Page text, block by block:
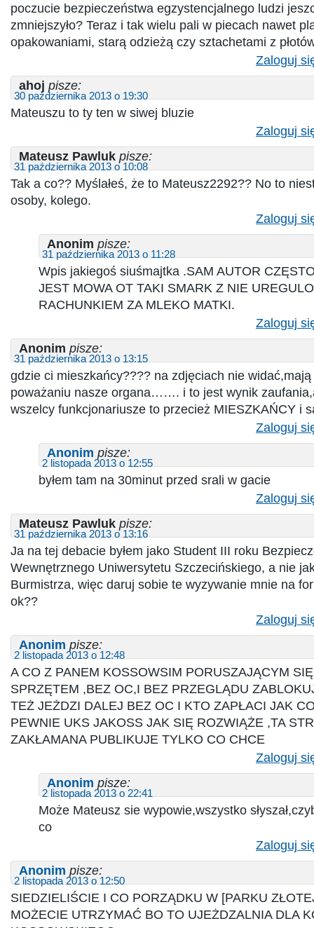
poczucie bezpieczeństwa egzystencjalnego ludzi
zmniejszyło? Teraz i tak wielu pali w piecach nawet
opakowaniami, starą odzieżą czy sztachetami z
Zaloguj
ahoj pisze:
30 października 2013 o 19:30
Mateuszu to ty ten w siwej bluzie
Zaloguj
Mateusz Pawluk pisze:
31 października 2013 o 10:08
Tak a co?? Myślałeś, że to Mateusz2292?? No to
osoby, kolego.
Zaloguj
Anonim pisze:
31 października 2013 o 11:28
Wpis jakiegoś siuśmajtka .SAM AUTOR
JEST MOWA OT TAKI SMARK Z NIE
RACHUNKIEM ZA MLEKO MATKI.
Zaloguj
Anonim pisze:
31 października 2013 o 13:15
gdzie ci mieszkańcy???? na zdjęciach nie widać,mają
poważaniu nasze organa……. i to jest wynik
wszelcy funkcjonariusze to przecież MIESZKAŃCY i
Zaloguj
Anonim pisze:
2 listopada 2013 o 12:55
byłem tam na 30minut przed srali w gacie
Zaloguj
Mateusz Pawluk pisze:
31 października 2013 o 13:16
Ja na tej debacie byłem jako Student III roku
Wewnętrznego Uniwersytetu Szczecińskiego, a nie
Burmistrza, więc daruj sobie te wyzywanie mnie na
ok??
Zaloguj
Anonim pisze:
2 listopada 2013 o 12:48
A CO Z PANEM KOSSOWSIM PORUSZAJĄCYM
SPRZĘTEM ,BEZ OC,I BEZ PRZEGLĄDU
TEŻ JEŻDZI DALEJ BEZ OC I KTO ZAPŁACI JAK
PEWNIE UKS JAKOSS JAK SIĘ ROZWIĄŻE ,TA
ZAKŁAMANA PUBLIKUJE TYLKO CO CHCE
Zaloguj
Anonim pisze:
2 listopada 2013 o 22:41
Może Mateusz sie wypowie,wszystko
co
Zaloguj
Anonim pisze:
2 listopada 2013 o 12:50
SIEDZIELIŚCIE I CO PORZĄDKU W [PARKU
MOŻECIE UTRZYMAĆ BO TO UJEŻDZALNIA DLA